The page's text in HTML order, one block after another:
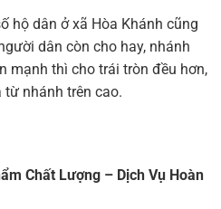
hộ dân ở xã Hòa Khánh cũng
dân còn cho hay, nhánh
mạnh thì cho trái tròn đều hơn,
nhánh trên cao.
Chất Lượng – Dịch Vụ Hoàn